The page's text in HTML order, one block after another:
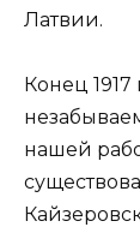
Латвии.
Конец 1917
нашей